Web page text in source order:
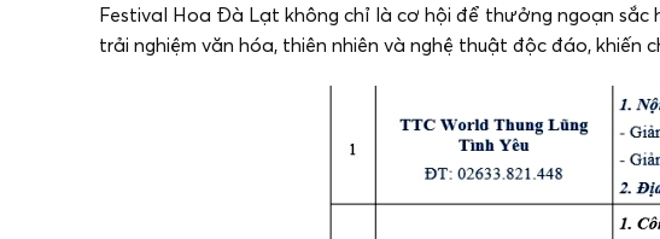
Festival Hoa Đà Lạt không chỉ là cơ hội để thưởng ngoạn sắc
trải nghiệm văn hóa, thiên nhiên và nghệ thuật độc đáo, khiến